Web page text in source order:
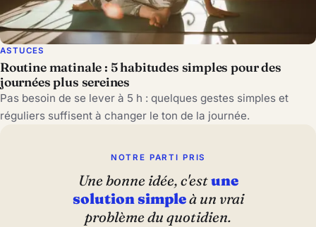
ASTUCES
Routine matinale : 5 habitudes simples pour des
journées plus sereines
Pas besoin de se lever à 5 h : quelques gestes simples et
réguliers suffisent à changer le ton de la journée.
NOTRE PARTI PRIS
Une bonne idée, c'estune
solution simpleà un vrai
problème du quotidien.